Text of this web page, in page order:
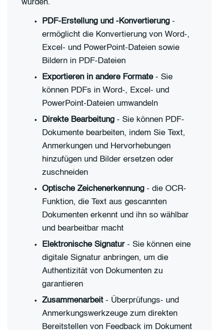
wurden.
PDF-Erstellung und -Konvertierung -
ermöglicht die Konvertierung von Word-,
Excel- und PowerPoint-Dateien sowie
Bildern in PDF-Dateien
Exportieren in andere Formate- Sie
können PDFs in Word-, Excel- und
PowerPoint-Dateien umwandeln
Direkte Bearbeitung - Sie können PDF-
Dokumente bearbeiten, indem Sie Text,
Anmerkungen und Hervorhebungen
hinzufügen und Bilder ersetzen oder
zuschneiden
Optische Zeichenerkennung - die OCR-
Funktion, die Text aus gescannten
Dokumenten erkennt und ihn so wählbar
und bearbeitbar macht
Elektronische Signatur- Sie können eine
digitale Signatur anbringen, um die
Authentizität von Dokumenten zu
garantieren
Zusammenarbeit - Überprüfungs- und
Anmerkungswerkzeuge zum direkten
Bereitstellen von Feedback im Dokument